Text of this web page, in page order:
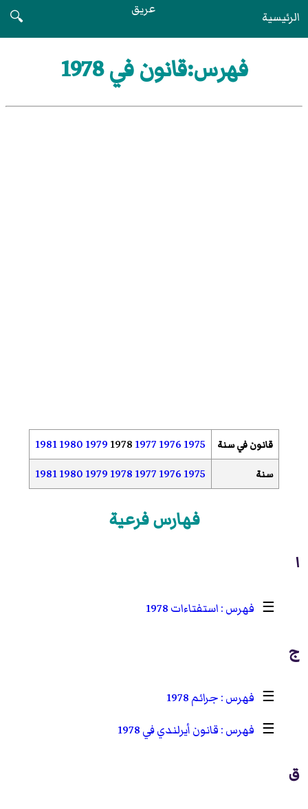
الرئيسية عريق
🔍
فهرس:قانون في 1978
قانون في سنة 1981198019791978197719761975
سنة 1981198019791978197719761975
فهارس فرعية
ا
☰ استفتاءات 1978
ج
☰
جرائم 1978
☰
قانون أيرلندي في 1978
ق